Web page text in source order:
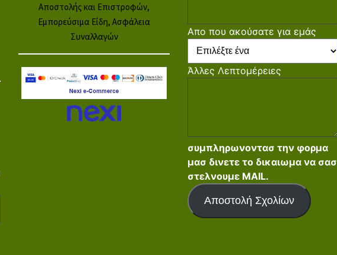
Αποστολής και Επιστροφών,
Εμπορεύσιμα Είδη, Ασφάλεια
Συναλλαγών
Απο που ακούσατε για εμάς
Άλλες Λεπτομέρειες
συμπληρωνοντασ την φορμα
μασ δινετε το δικαιωμα να σασ
στελνουμε MAIL.
Αποστολή Σχολίων